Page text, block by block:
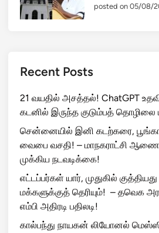
posted on 05/08/
Recent Posts
21 வயதில் அசத்தல்! ChatGPT
கடனில் இருந்த குடும்பத்
சென்னையில் இனி கடற்கரை,
வைபை வசதி! – மாநகராட்சி
முக்கிய நடவடிக்கை!
எட்டப்பர்கள் யார், முதுகில்
மக்களுக்குத் தெரியும்! – தவெக
எம்பி அதிரடி பதிலடி!
கால்பந்து நாயகன் லியோனல்